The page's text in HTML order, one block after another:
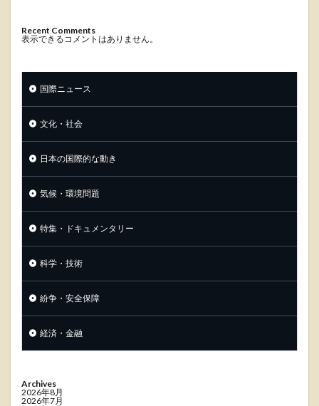
Recent Comments
表示できるコメントはありません。
国際ニュース
文化・社会
日本の国際的な動き
気候・環境問題
特集・ドキュメンタリー
科学・技術
紛争・安全保障
経済・金融
Archives
2026年8月
2026年7月